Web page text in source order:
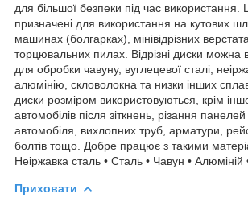
для більшої безпеки під час використання.
призначені для використання на кутових
машинах (болгарках), мінівідрізних
торцювальних пилах. Відрізні диски можна
для обробки чавуну, вуглецевої сталі,
алюмінію, скловолокна та низки інших
диски розміром використовуються, крім
автомобілів після зіткнень, різання панелей
автомобіля, вихлопних труб, арматури,
болтів тощо. Добре працює з такими
Неіржавка сталь • Сталь • Чавун • Алюміній •
Приховати